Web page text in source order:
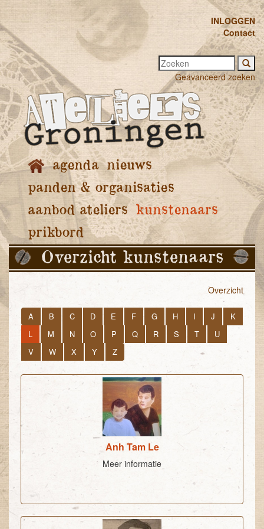
INLOGGEN
Contact
Geavanceerd zoeken
agenda
nieuws
panden & organisaties
aanbod ateliers
kunstenaars
prikbord
Overzicht kunstenaars
Overzicht
A B C D E F G H I J
K
L
M N O P Q R S T
U
V
W X Y Z
Anh Tam Le
Meer informatie